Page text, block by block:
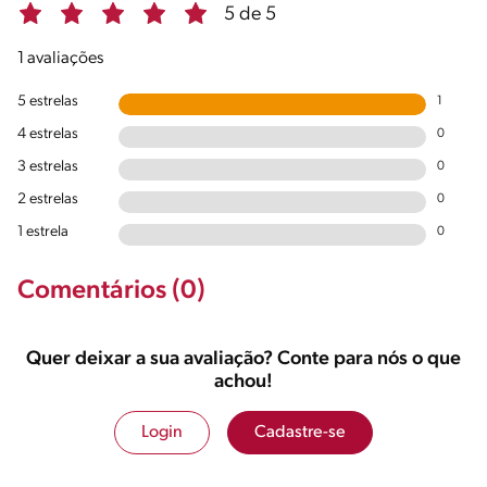
5 de 5
1 avaliações
5 estrelas
4 estrelas 0
3 estrelas 0
2 estrelas 0
1 estrela 0
Comentários (0)
Quer deixar a sua avaliação? Conte para nós o que
achou!
Login Cadastre-se